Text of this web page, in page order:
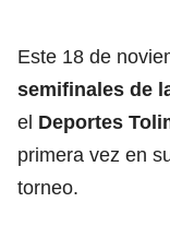
Este 18 de
semifinales de
el Deportes
primera vez en
torneo.